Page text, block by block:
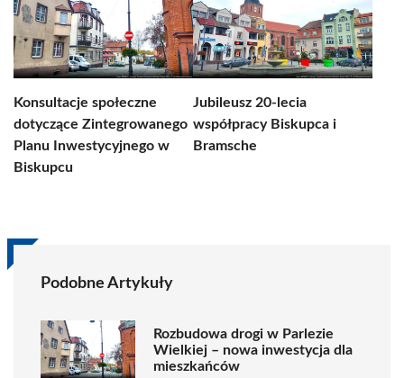
Konsultacje społeczne
dotyczące Zintegrowanego
Planu Inwestycyjnego w
Biskupcu
Jubileusz 20-lecia
współpracy Biskupca i
Bramsche
Podobne Artykuły
Rozbudowa drogi w Parlezie
Wielkiej – nowa inwestycja dla
mieszkańców